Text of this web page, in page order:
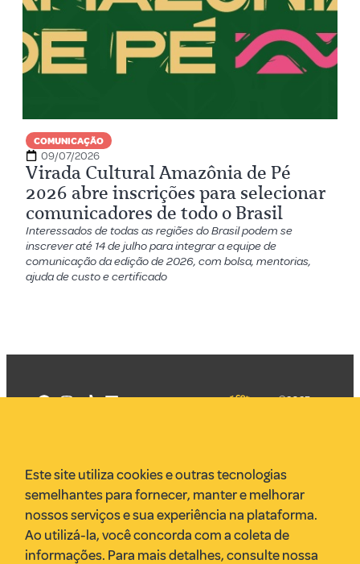
COMUNICAÇÃO
09/07/2026
Virada Cultural Amazônia de Pé
2026 abre inscrições para selecionar
comunicadores de todo o Brasil
Interessados de todas as regiões do Brasil podem se
inscrever até 14 de julho para integrar a equipe de
comunicação da edição de 2026, com bolsa, mentorias,
ajuda de custo e certificado
VR Assessoria
Parcerias
Envie uma pauta
Anuncie
©2025
Este site utiliza cookies e outras tecnologias
semelhantes para fornecer, manter e melhorar
nossos serviços e sua experiência na plataforma.
Ao utilizá-la, você concorda com a coleta de
informações. Para mais detalhes, consulte nossa